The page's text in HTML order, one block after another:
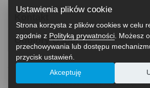
Odbiory Osobiste
ABCfitness - Siłownia I Sprzęt
Ustawienia plików cookie
Strona korzysta z plików cookies w celu
zgodnie z Polityką prywatności . Możesz
przechowywania lub dostępu
przycisk ustawień.
Akceptuję